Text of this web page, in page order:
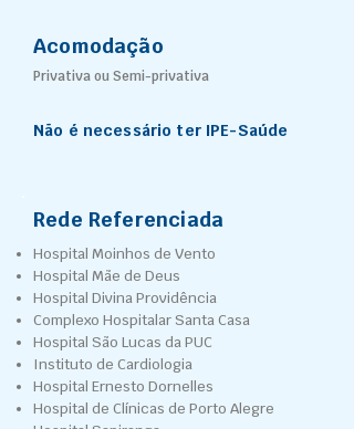
Acomodação
Privativa ou Semi-privativa
Não é necessário ter IPE-Saúde
Rede Referenciada
Hospital Moinhos de Vento
Hospital Mãe de Deus
Hospital Divina Providência
Complexo Hospitalar Santa Casa
Hospital São Lucas da PUC
Instituto de Cardiologia
Hospital Ernesto Dornelles
Hospital de Clínicas de Porto Alegre